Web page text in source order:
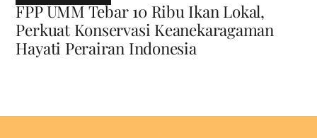
FPP UMM Tebar 10 Ribu Ikan Lokal,
Perkuat Konservasi Keanekaragaman
Hayati Perairan Indonesia